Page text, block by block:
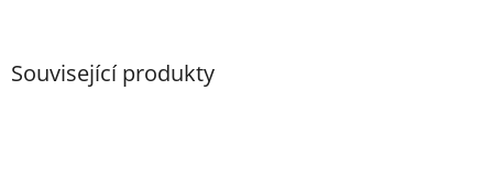
Související produkty